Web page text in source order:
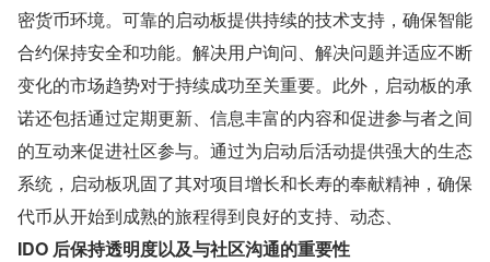
密货币环境。可靠的启动板提供持续的技术支持，确保智能
合约保持安全和功能。解决用户询问、解决问题并适应不断
变化的市场趋势对于持续成功至关重要。此外，启动板的承
诺还包括通过定期更新、信息丰富的内容和促进参与者之间
的互动来促进社区参与。通过为启动后活动提供强大的生态
系统，启动板巩固了其对项目增长和长寿的奉献精神，确保
代币从开始到成熟的旅程得到良好的支持、动态、
IDO 后保持透明度以及与社区沟通的重要性